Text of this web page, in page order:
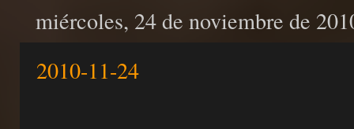
miércoles, 24 de noviembre de
2010-11-24